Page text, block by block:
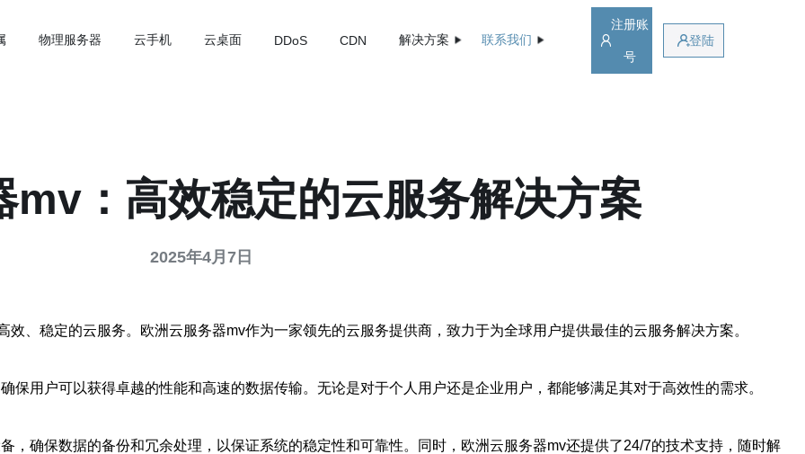
物理服务器 云手机 云桌面 DDoS CDN 解决方案 联系我们
注册账
号
登陆
mv：高效稳定的云服务解决方案
2025年4月7日
、稳定的云服务。欧洲云服务器mv作为一家领先的云服务提供商，致力于为全球用户提供最佳的云服务解决方案。
保用户可以获得卓越的性能和高速的数据传输。无论是对于个人用户还是企业用户，都能够满足其对于高效性的需求。
，确保数据的备份和冗余处理，以保证系统的稳定性和可靠性。同时，欧洲云服务器mv还提供了24/7的技术支持，随时解